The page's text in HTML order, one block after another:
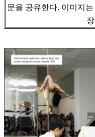
문을 공유한다. 이미지